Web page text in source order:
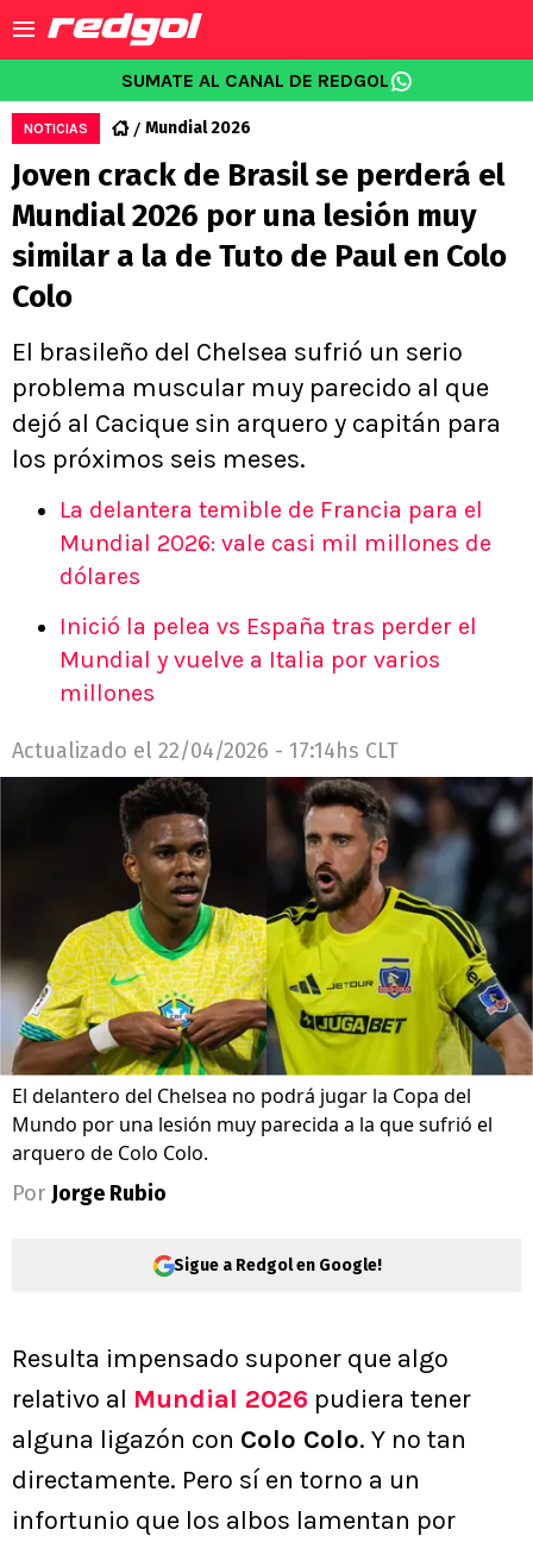
SUMATE AL CANAL DE REDGOL
NOTICIAS Mundial 2026
Joven crack de Brasil se perderá el
Mundial 2026 por una lesión muy
similar a la de Tuto de Paul en Colo
Colo
El brasileño del Chelsea sufrió un serio
problema muscular muy parecido al que
dejó al Cacique sin arquero y capitán para
los próximos seis meses.
La delantera temible de Francia para el
Mundial 2026: vale casi mil millones de
dólares
Inició la pelea vs España tras perder el
Mundial y vuelve a Italia por varios
millones
Actualizado el 22/04/2026 - 17:14hs CLT
El delantero del Chelsea no podrá jugar la Copa del
Mundo por una lesión muy parecida a la que sufrió el
arquero de Colo Colo.
Por Jorge Rubio
Sigue a Redgol en Google!
Resulta impensado suponer que algo
relativo al Mundial 2026 pudiera tener
alguna ligazón con Colo Colo. Y no tan
directamente. Pero sí en torno a un
infortunio que los albos lamentan por